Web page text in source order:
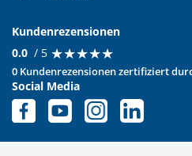
Kundenrezensionen
0.0 / 5 ★★★★★
★★★★★
0 Kundenrezensionen zertifiziert
Social Media